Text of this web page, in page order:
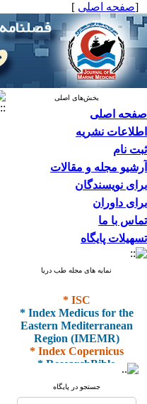
[صفحه اصلی ]
بخش‌های اصلی
صفحه اصلی
اطلاعات نشریه
ثبت نام
آرشیو مجله و مقالات
برای نویسندگان
برای داوران
تماس با ما
تسهیلات پایگاه
نمایه های مجله طب دریا
* ISC
* Index Medicus for the
Eastern Mediterranean
Region (IMEMR)
* Index Copernicus
* ResearchBible
* I2OR
* ROAD
جستجو در پایگاه